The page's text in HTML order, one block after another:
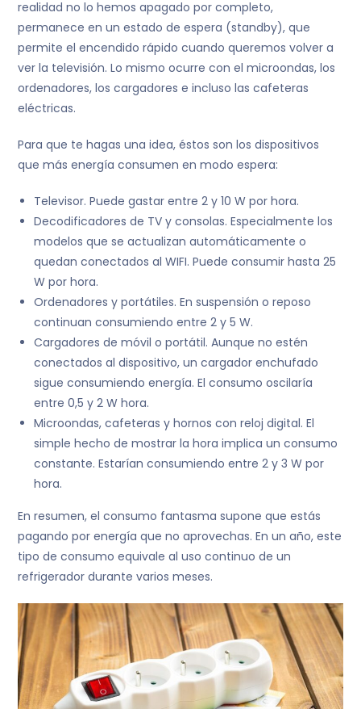
realidad no lo hemos apagado por completo,
permanece en un estado de espera (standby), que
permite el encendido rápido cuando queremos volver a
ver la televisión. Lo mismo ocurre con el microondas, los
ordenadores, los cargadores e incluso las cafeteras
eléctricas.
Para que te hagas una idea, éstos son los dispositivos
que más energía consumen en modo espera:
Televisor. Puede gastar entre 2 y 10 W por hora.
Decodificadores de TV y consolas. Especialmente los
modelos que se actualizan automáticamente o
quedan conectados al WIFI. Puede consumir hasta 25
W por hora.
Ordenadores y portátiles. En suspensión o reposo
continuan consumiendo entre 2 y 5 W.
Cargadores de móvil o portátil. Aunque no estén
conectados al dispositivo, un cargador enchufado
sigue consumiendo energía. El consumo oscilaría
entre 0,5 y 2 W hora.
Microondas, cafeteras y hornos con reloj digital. El
simple hecho de mostrar la hora implica un consumo
constante. Estarían consumiendo entre 2 y 3 W por
hora.
En resumen, el consumo fantasma supone que estás
pagando por energía que no aprovechas. En un año, este
tipo de consumo equivale al uso continuo de un
refrigerador durante varios meses.